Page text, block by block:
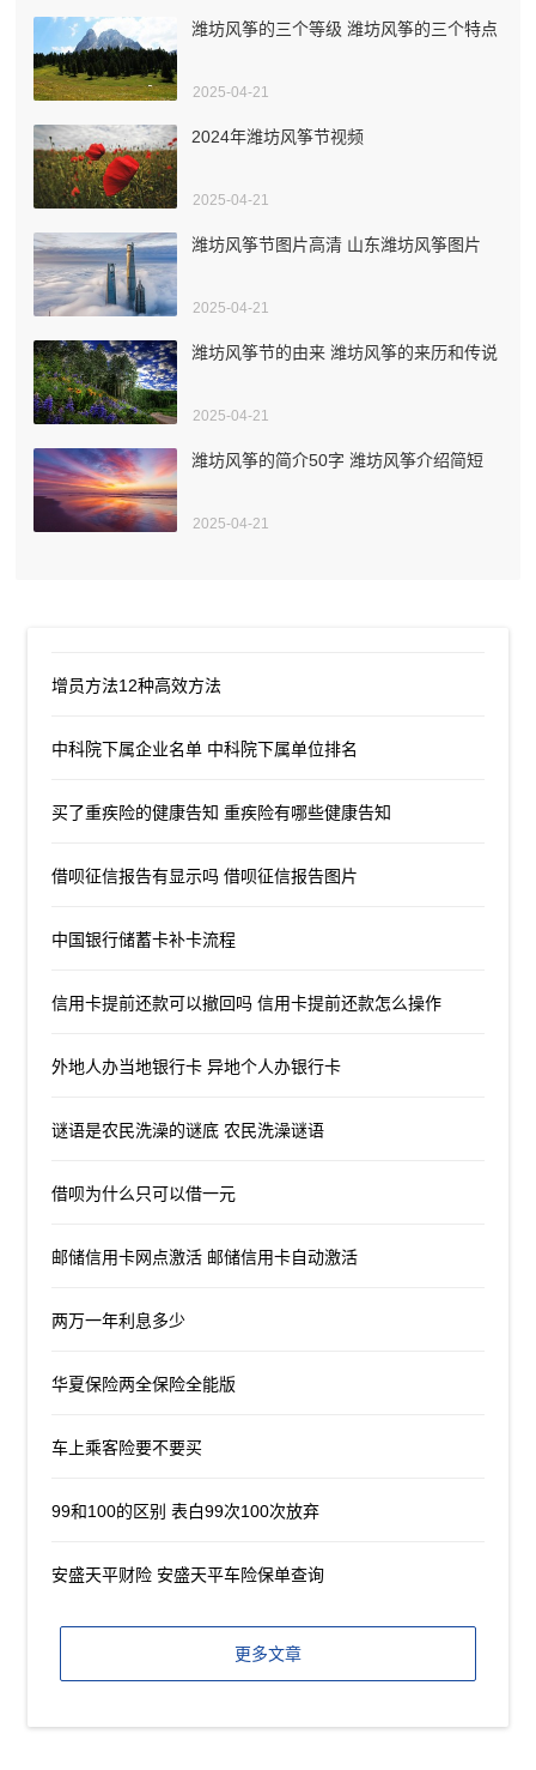
潍坊风筝的三个等级 潍坊风筝的三个特点
2025-04-21
2024年潍坊风筝节视频
2025-04-21
潍坊风筝节图片高清 山东潍坊风筝图片
2025-04-21
潍坊风筝节的由来 潍坊风筝的来历和传说
2025-04-21
潍坊风筝的简介50字 潍坊风筝介绍简短
2025-04-21
增员方法12种高效方法
中科院下属企业名单 中科院下属单位排名
买了重疾险的健康告知 重疾险有哪些健康告知
借呗征信报告有显示吗 借呗征信报告图片
中国银行储蓄卡补卡流程
信用卡提前还款可以撤回吗 信用卡提前还款怎么操作
外地人办当地银行卡 异地个人办银行卡
谜语是农民洗澡的谜底 农民洗澡谜语
借呗为什么只可以借一元
邮储信用卡网点激活 邮储信用卡自动激活
两万一年利息多少
华夏保险两全保险全能版
车上乘客险要不要买
99和100的区别 表白99次100次放弃
安盛天平财险 安盛天平车险保单查询
更多文章